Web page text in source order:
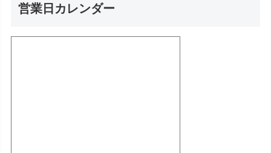
営業日カレンダー